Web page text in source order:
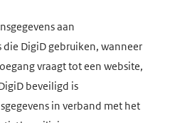
aan
DigiD gebruiken, wanneer
vraagt tot een website,
beveiligd is
in verband met het